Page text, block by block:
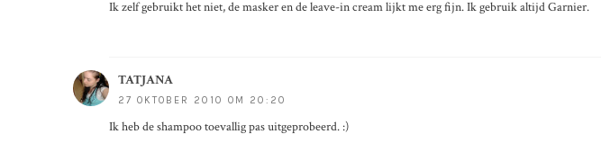
Ik zelf gebruikt het niet, de masker en de leave-in cream lijkt me erg fijn. Ik gebruik altijd Garnier.
TATJANA
27 OKTOBER 2010 OM 20:20
Ik heb de shampoo toevallig pas uitgeprobeerd. :)